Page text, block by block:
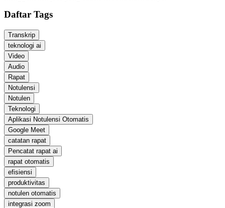
Daftar Tags
Transkrip
teknologi ai
Video
Audio
Rapat
Notulensi
Notulen
Teknologi
Aplikasi Notulensi Otomatis
Google Meet
catatan rapat
Pencatat rapat ai
rapat otomatis
efisiensi
produktivitas
notulen otomatis
integrasi zoom